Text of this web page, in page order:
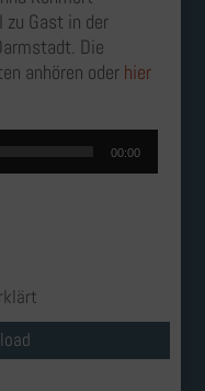
Gast in der
Die
anhören oder hier
00:00